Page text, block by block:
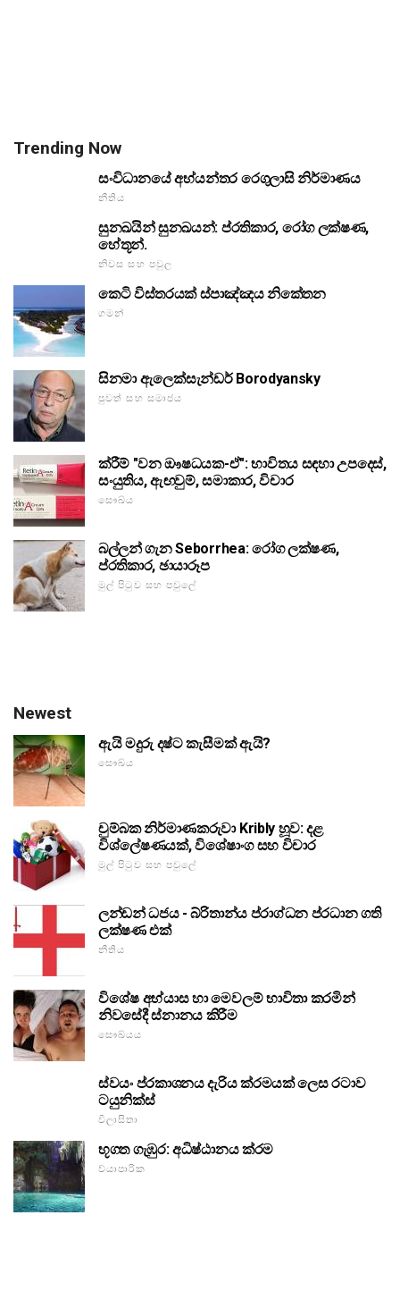
Trending Now
සංවිධානයේ අභ්යන්තර රෙගුලාසි නිර්මාණය
නීතිය
සුනඛයින් සුනඛයන්: ප්රතිකාර, රෝග ලක්ෂණ,
හේතූන්.
නිවස සහ පවුල
කෙටි විස්තරයක් ස්පාඤ්ඤය නිකේතන
ගමන්
සිනමා ඇලෙක්සැන්ඩර් Borodyansky
පුවත් සහ සමාජය
ක්රීම් "වන ඖෂධයක-ඒ": භාවිතය සඳහා උපදෙස්,
සංයුතිය, ඇඟවුම්, සමාකාර, විචාර
සෞඛ්ය
බල්ලන් ගැන Seborrhea: රෝග ලක්ෂණ,
ප්රතිකාර, ඡායාරූප
මුල් පිටුව සහ පවුලේ
Newest
ඇයි මදුරු දෂ්ට කැසීමක් ඇයි?
සෞඛ්ය
චුම්බක නිර්මාණකරුවා Kribly හූව: දළ
විශ්ලේෂණයක්, විශේෂාංග සහ විචාර
මුල් පිටුව සහ පවුලේ
ලන්ඩන් ධජය - බ්රිතාන්ය ප්රාග්ධන ප්රධාන ගති
ලක්ෂණ එක්
නීතිය
විශේෂ අභ්යාස හා මෙවලම් භාවිතා කරමින්
නිවසේදී ස්නානය කිරීම
සෞඛ්යය
ස්වයං ප්රකාශනය දැරිය ක්රමයක් ලෙස රටාව
ටයුනික්ස්
විලාසිතා
භූගත ගැඹුර: අධිෂ්ඨානය ක්රම
ව්යාපාරික